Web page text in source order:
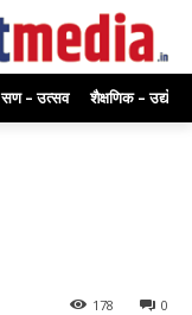
सण – उत्सव शैक्षणिक – उद्योग
0
178